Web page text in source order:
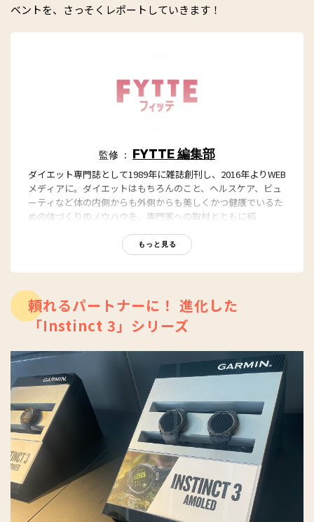
ベントを、さっそくレポートしていきます！
監修 ： FYTTE 編集部
ダイエット専門誌として1989年に雑誌創刊し、2016年よりWEB
メディアに。ダイエットはもちろんのこと、ヘルスケア、ビュ
ーティなど体の内側からも外側からも美しくかつ健康でいるた
めの体づくりのノウハウを、専門家への取材とともに紹
もに、編集部員も自らさまざまなヘルシーネタを日々お試し
もっと見る
頼れるパートナーに！ 進化した
「Instinct 3」シリーズ